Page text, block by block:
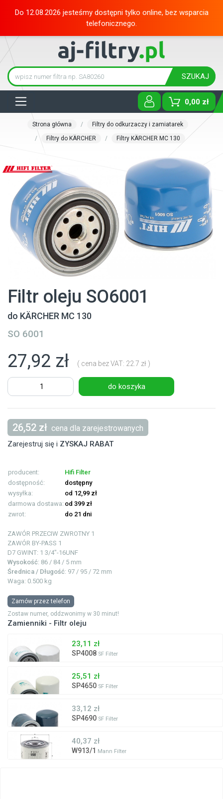
Do 12.08.2026 jesteśmy dostępni tylko online, bez wsparcia
telefonicznego.
SZUKAJ
0,00 zł
Strona główna
Filtry do odkurzaczy i zamiatarek
Filtry do KÄRCHER
Filtry KÄRCHER MC 130
Filtr oleju SO6001
do KÄRCHER MC 130
SO 6001
27,92 zł ( cena bez VAT: 22.7 zł )
do koszyka
26,52 zł cena dla zarejestrowanych
Zarejestruj się i ZYSKAJ RABAT
producent:
Hifi Filter
dostępność:
dostępny
wysyłka:
od 12,99 zł
darmowa dostawa: od 399 zł
zwrot:
do 21 dni
ZAWÓR PRZECIW ZWROTNY 1
ZAWÓR BY-PASS 1
D7 GWINT: 1 3/4"-16UNF
Wysokość: 86 / 84 / 5 mm
Średnica / Długość: 97 / 95 / 72 mm
Waga: 0.500 kg
Zamów przez telefon
Zostaw numer, oddzwonimy w 30 minut!
Zamienniki - Filtr oleju
23,11 zł
SP4008 SF Filter
25,51 zł
SP4650 SF Filter
33,12 zł
SP4690 SF Filter
40,37 zł
W913/1 Mann Filter